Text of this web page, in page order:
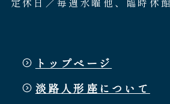
トップページ
淡路人形座について